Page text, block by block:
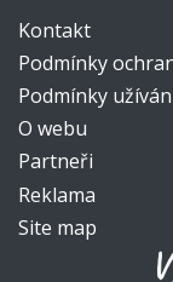
Kontakt
Podmínky
Podmínky
O webu
Partneři
Reklama
Site map